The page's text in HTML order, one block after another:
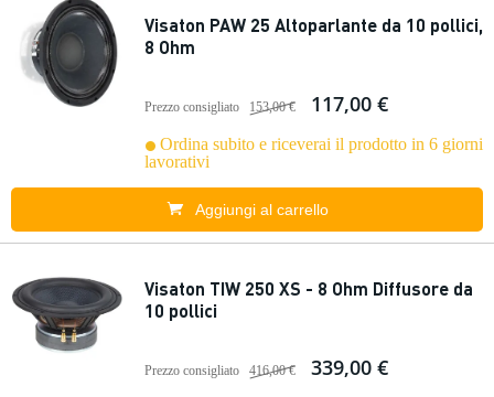
Visaton PAW 25 Altoparlante da 10 pollici,
8 Ohm
Prezzo consigliato 153,00 € 117,00 €
Ordina subito e riceverai il prodotto in 6 giorni
lavorativi
Aggiungi al carrello
Visaton TIW 250 XS - 8 Ohm Diffusore da
10 pollici
Prezzo consigliato 416,00 € 339,00 €